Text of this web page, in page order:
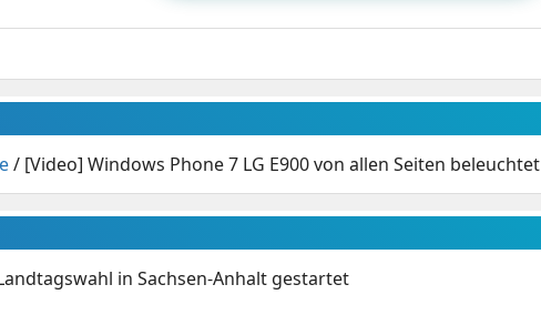
/ [Video] Windows Phone 7 LG E900 von allen Seiten beleuchtet
in Sachsen-Anhalt gestartet